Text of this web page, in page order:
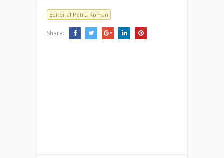
Editorial Petru Roman
Share: